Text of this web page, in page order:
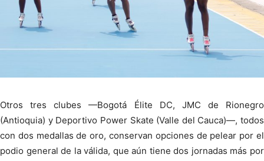
Otros tres clubes —Bogotá Élite DC, JMC de Rionegro
(Antioquia) y Deportivo Power Skate (Valle del Cauca)—, todos
con dos medallas de oro, conservan opciones de pelear por el
podio general de la válida, que aún tiene dos jornadas más por